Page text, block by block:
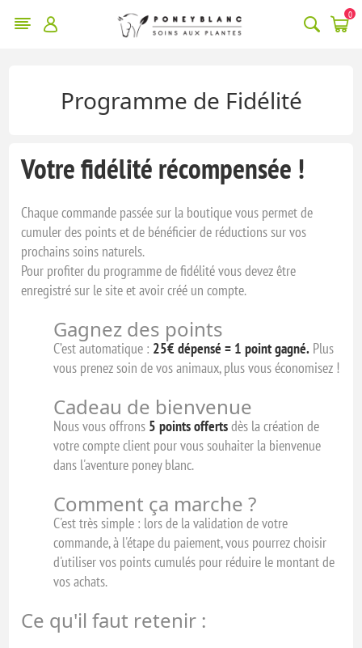
0
Programme de Fidélité
Votre fidélité récompensée !
Chaque commande passée sur la boutique vous permet de
cumuler des points et de bénéficier de réductions sur vos
prochains soins naturels.
Pour profiter du programme de fidélité vous devez être
enregistré sur le site et avoir créé un compte.
Gagnez des points
C’est automatique : 25€ dépensé = 1 point gagné. Plus
vous prenez soin de vos animaux, plus vous économisez !
Cadeau de bienvenue
Nous vous offrons 5 points offertsdès la création de
votre compte client pour vous souhaiter la bienvenue
dans l'aventure poney blanc.
Comment ça marche ?
C'est très simple : lors de la validation de votre
commande, à l'étape du paiement, vous pourrez choisir
d'utiliser vos points cumulés pour réduire le montant de
vos achats.
Ce qu'il faut retenir :